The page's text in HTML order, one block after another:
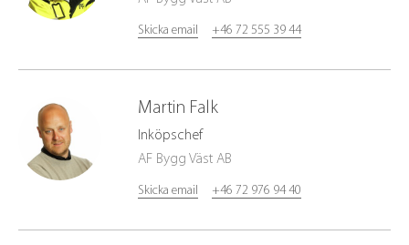
Skicka email +46 72 555 39 44
Martin Falk
Inköpschef
AF Bygg Väst AB
Skicka email +46 72 976 94 40